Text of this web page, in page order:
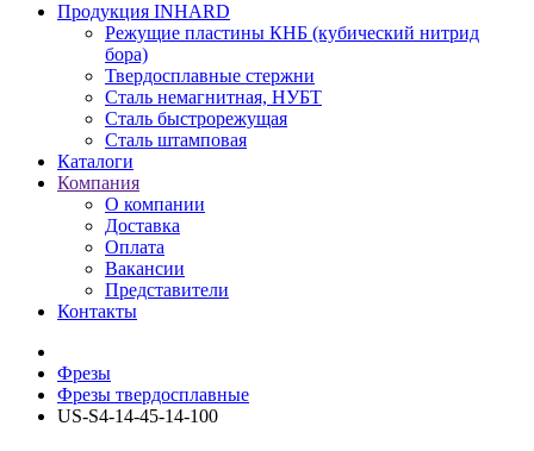
Продукция INHARD
Режущие пластины КНБ (кубический нитрид
бора)
Твердосплавные стержни
Сталь немагнитная, НУБТ
Сталь быстрорежущая
Сталь штамповая
Каталоги
Компания
О компании
Доставка
Оплата
Вакансии
Представители
Контакты
Фрезы
Фрезы твердосплавные
US-S4-14-45-14-100